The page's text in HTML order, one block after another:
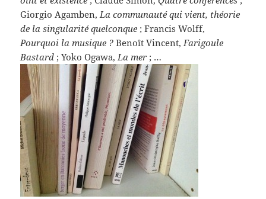
Giorgio Agamben,La communauté qui vient, théorie
de la singularité quelconque ; Francis Wolff,
Pourquoi la musique ? Benoît Vincent,Farigoule
Bastard ; Yoko Ogawa,La mer ; …